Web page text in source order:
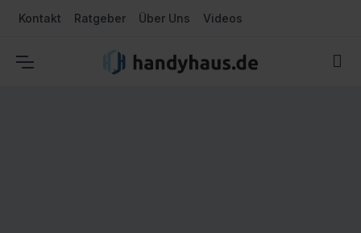
Kontakt Ratgeber Über Uns Videos